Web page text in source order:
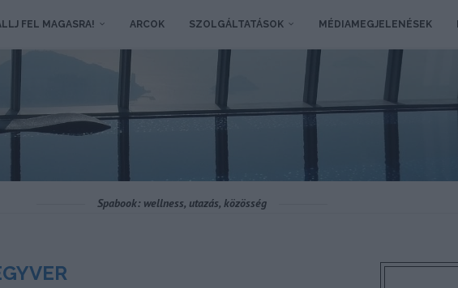
FEL MAGASRA! ARCOK SZOLGÁLTATÁSOK MÉDIAMEGJELENÉSEK
Spabook: wellness, utazás, közösség